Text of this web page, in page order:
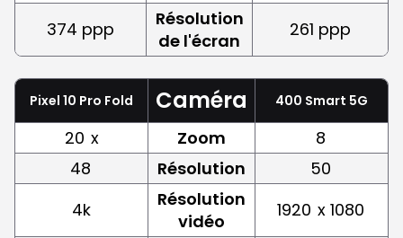
374 ppp
Résolution
de l'écran
261 ppp
Pixel 10 Pro Fold Caméra 400 Smart 5G
20 x Zoom
8
48
Résolution
50
4k
Résolution
vidéo
1920 x 1080